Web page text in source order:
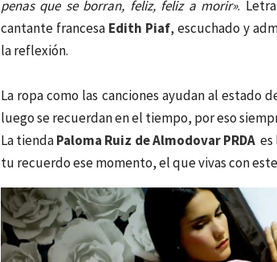
penas que se borran, feliz, feliz a morir».
cantante francesa Edith Piaf, escuchado y
la reflexión.
​La ropa como las canciones ayudan al estado
luego se recuerdan en el tiempo, por eso
La tiendaPaloma Ruiz de Almodovar PRDA es
tu recuerdo ese momento, el que vivas con